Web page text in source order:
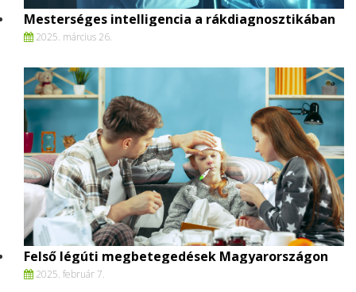
Mesterséges intelligencia a rákdiagnosztikában
2025. március 26.
Felső légúti megbetegedések Magyarországon
2025. február 7.